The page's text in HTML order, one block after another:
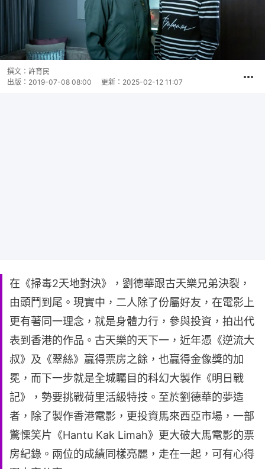
撰文： 許育民
出版： 2019-07-08 08:00 更新： 2025-02-12 11:07
在《掃毒2天地對決》，劉德華跟古天樂兄弟決裂，
由頭鬥到尾。現實中，二人除了份屬好友，在電影上
更有著同一理念，就是身體力行，參與投資，拍出代
表到香港的作品。古天樂的天下一，近年憑《逆流大
叔》及《翠絲》贏得票房之餘，也贏得金像獎的加
冕，而下一步就是全城矚目的科幻大製作《明日戰
記》，勢要挑戰荷里活級特技。至於劉德華的夢造
者，除了製作香港電影，更投資馬來西亞市場，一部
驚慄笑片《Hantu Kak Limah》更大破大馬電影的票
房紀錄。兩位的成績同樣亮麗，走在一起，可有心得